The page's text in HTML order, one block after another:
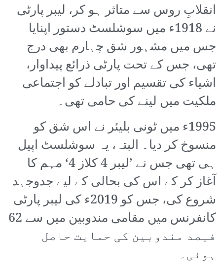
انقلابِ روس سے متاثر ہو کر، لیبر پارٹی
نے 1918ء میں سوشلسٹ دستور اپنایا
جس میں مشہور شق چہارم بھی درج
تھی، جس کے تحت پارٹی ذرائع پیداوار،
اشیاء کی تقسیم اور تبادلے کو اجتماعی
ملکیت میں لینے کی حامی تھی۔
1995ء میں ٹونی بلیئر نے اس شق کو
منسوخ کر دیا۔ البتہ، یہ سوشلسٹ اپیل
ہی تھی جس نے ’لیبر 4 کلاز 4‘ مہم کا
آغاز کر کے اس کی بحالی کے لیے جدوجہد
شروع کی، جس کو 2019ء کی لیبر پارٹی
کانفرنس میں مقامی مندوبین میں سے 62
فیصد مندوبین کی حمایت حاصل
ہوئی۔